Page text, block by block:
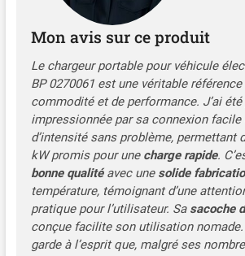
Mon avis sur ce produit
Le chargeur portable pour véhicule
BP 0270061 est une véritable
commodité et de performance. J’ai
impressionnée par sa connexion facile
d’intensité sans problème, permettant
kW promis pour une charge rapide.
bonne qualitéavec une solide
température, témoignant d’une
pratique pour l’utilisateur. Sa sacoche
conçue facilite son utilisation nomade.
garde à l’esprit que, malgré ses